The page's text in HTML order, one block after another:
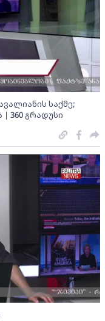
საქმე;
360 გრადუსი